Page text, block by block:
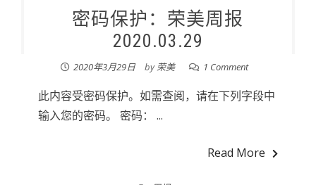
密码保护：荣美周报
2020.03.29
2020年3月29日 by荣美 1 Comment
此内容受密码保护。如需查阅，请在下列字段中
输入您的密码。 密码： ...
Read More